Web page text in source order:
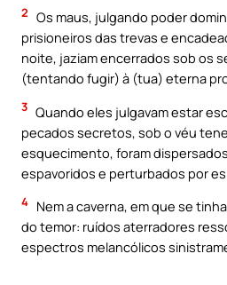
2 Os maus, julgando poder
prisioneiros das trevas e
noite, jaziam encerrados sob os
(tentando fugir) à (tua) eterna
3 Quando eles julgavam estar
pecados secretos, sob o véu
esquecimento, foram
espavoridos e perturbados por
4 Nem a caverna, em que se
do temor: ruídos aterradores
espectros melancólicos